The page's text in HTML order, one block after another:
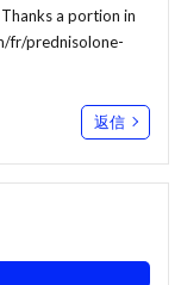
a portion in
fr/prednisolone-
返信